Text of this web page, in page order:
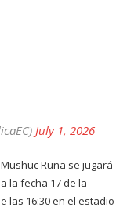
July 1, 2026
Runa se jugará
la fecha 17 de la
las 16:30 en el estadio